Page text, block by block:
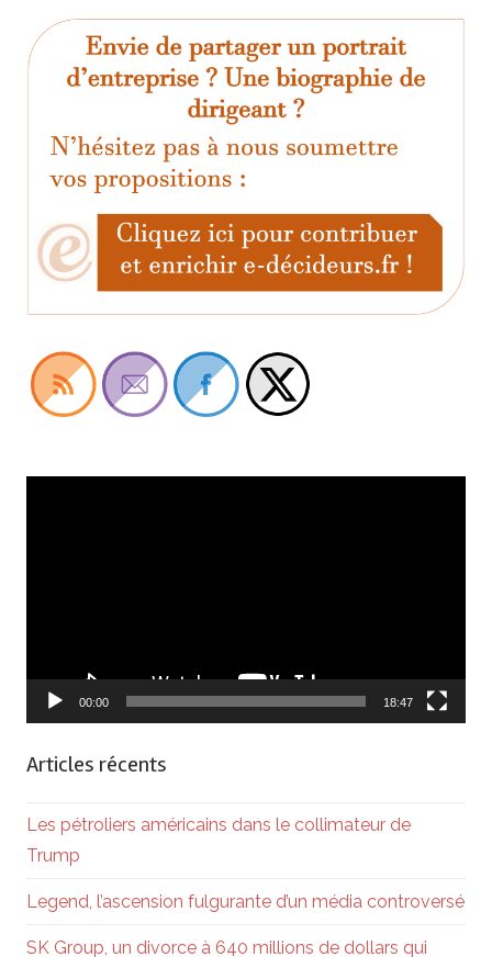
00:00 18:47
Articles récents
Les pétroliers américains dans le collimateur de
Trump
Legend, l’ascension fulgurante d’un média controversé
SK Group, un divorce à 640 millions de dollars qui